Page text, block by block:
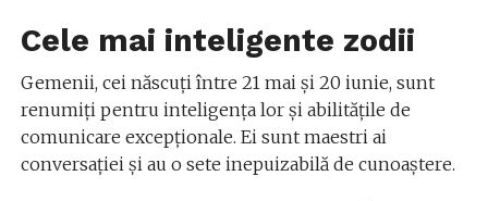
Cele mai inteligente zodii
Gemenii, cei născuți între 21 mai și 20 iunie, sunt
renumiți pentru inteligența lor și abilitățile de
comunicare excepționale. Ei sunt maestri ai
conversației și au o sete inepuizabilă de cunoaștere.